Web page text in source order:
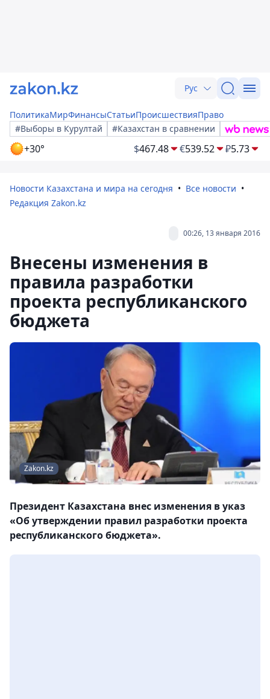
Рус
ПолитикаМирФинансыСтатьиПроисшествияПраво
#Выборы в Курултай
#Казахстан в сравнении
+30° $467.48 €539.52 ₽5.73
Новости Казахстана и мира на сегодня
Все новости
Редакция Zakon.kz
00:26, 13 января 2016
Внесены изменения в
правила разработки
проекта республиканского
бюджета
Zakon.kz
Президент Казахстана внес изменения в указ
«Об утверждении правил разработки проекта
республиканского бюджета».